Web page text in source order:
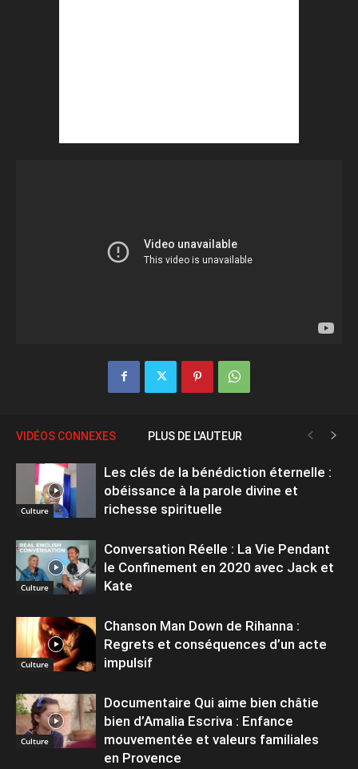
VIDÉOS CONNEXES PLUS DE L'AUTEUR
Culture
Les clés de la bénédiction éternelle :
obéissance à la parole divine et
richesse spirituelle
Culture
Conversation Réelle : La Vie Pendant
le Confinement en 2020 avec Jack et
Kate
Culture
Chanson Man Down de Rihanna :
Regrets et conséquences d’un acte
impulsif
Culture
Documentaire Qui aime bien châtie
bien d’Amalia Escriva : Enfance
mouvementée et valeurs familiales
en Provence